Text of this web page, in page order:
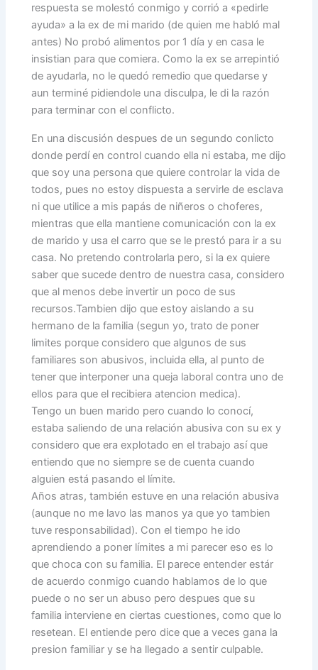
respuesta se molestó conmigo y corrió a «pedirle
ayuda» a la ex de mi marido (de quien me habló mal
antes) No probó alimentos por 1 día y en casa le
insistian para que comiera. Como la ex se arrepintió
de ayudarla, no le quedó remedio que quedarse y
aun terminé pidiendole una disculpa, le di la razón
para terminar con el conflicto.
En una discusión despues de un segundo conlicto
donde perdí en control cuando ella ni estaba, me dijo
que soy una persona que quiere controlar la vida de
todos, pues no estoy dispuesta a servirle de esclava
ni que utilice a mis papás de niñeros o choferes,
mientras que ella mantiene comunicación con la ex
de marido y usa el carro que se le prestó para ir a su
casa. No pretendo controlarla pero, si la ex quiere
saber que sucede dentro de nuestra casa, considero
que al menos debe invertir un poco de sus
recursos.Tambien dijo que estoy aislando a su
hermano de la familia (segun yo, trato de poner
limites porque considero que algunos de sus
familiares son abusivos, incluida ella, al punto de
tener que interponer una queja laboral contra uno de
ellos para que el recibiera atencion medica).
Tengo un buen marido pero cuando lo conocí,
estaba saliendo de una relación abusiva con su ex y
considero que era explotado en el trabajo así que
entiendo que no siempre se de cuenta cuando
alguien está pasando el límite.
Años atras, también estuve en una relación abusiva
(aunque no me lavo las manos ya que yo tambien
tuve responsabilidad). Con el tiempo he ido
aprendiendo a poner límites a mi parecer eso es lo
que choca con su familia. El parece entender estár
de acuerdo conmigo cuando hablamos de lo que
puede o no ser un abuso pero despues que su
familia interviene en ciertas cuestiones, como que lo
resetean. El entiende pero dice que a veces gana la
presion familiar y se ha llegado a sentir culpable.